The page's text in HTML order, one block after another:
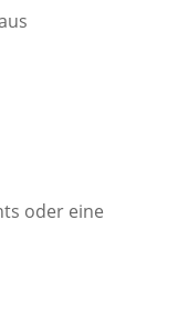
oder eine